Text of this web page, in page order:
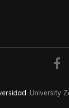
. University